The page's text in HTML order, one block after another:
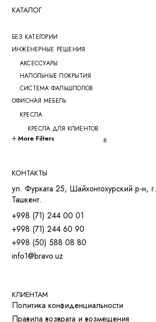
КАТАЛОГ
БЕЗ КАТЕГОРИИ
ИНЖЕНЕРНЫЕ РЕШЕНИЯ
АКСЕССУАРЫ
НАПОЛЬНЫЕ ПОКРЫТИЯ
СИСТЕМА ФАЛЬШПОЛОВ
ОФИСНАЯ МЕБЕЛЬ
КРЕСЛА
КРЕСЛА ДЛЯ КЛИЕНТОВ
КРЕСЛА ДЛЯ ПЕРЕГОВОРОВ
КРЕСЛА ДЛЯ ТРЕНИНГОВ
МЯГКАЯ МЕБЕЛЬ
СТОЛЫ
СТОЛ ДЛЯ РУКОВОДИТЕЛЯ
СТОЛЫ OPEN-SPACE
СТОЛЫ ДЛЯ МЕНЕДЖЕРОВ
СТОЛЫ ДЛЯ ПЕРЕГОВОРОВ
ШКАФЫ И ТУМБЫ
РЕШЕНИЯ ДЛЯ БИЗНЕСА
ДЛЯ ОТЕЛЕЙ
More Filters
КОНТАКТЫ
ул. Фурката 25, Шайхонтохурский р-н, г.
Ташкент.
+998 (71) 244 00 01
+998 (71) 244 60 90
+998 (50) 588 08 80
info1@bravo.uz
КЛИЕНТАМ
Политика конфиденциальности
Правила возврата и возмещения